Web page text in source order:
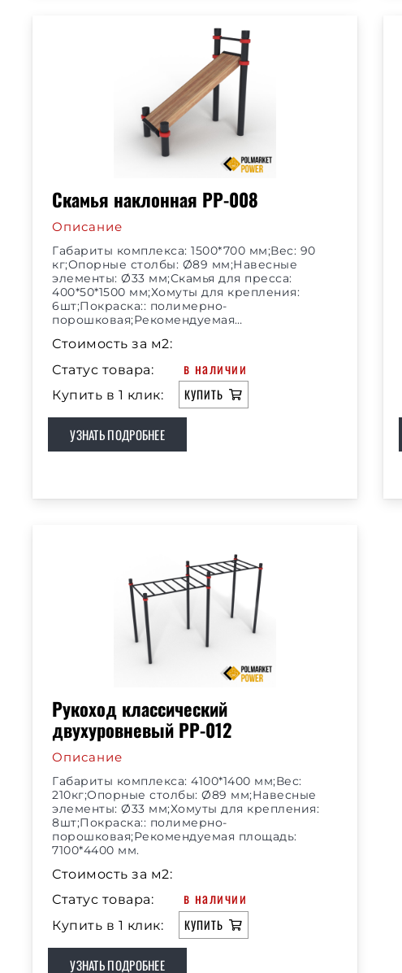
Скамья наклонная РР-008
Описание
Габариты комплекса: 1500*700 мм;Вес: 90
кг;Опорные столбы: Ø89 мм;Навесные
элементы: Ø33 мм;Скамья для пресса:
400*50*1500 мм;Хомуты для крепления:
6шт;Покраска:: полимерно-
порошковая;Рекомендуемая…
Стоимость за м2:
Статус товара:
в наличии
Купить в 1 клик: КУПИТЬ
УЗНАТЬ ПОДРОБНЕЕ
Рукоход классический
двухуровневый РР-012
Описание
Габариты комплекса: 4100*1400 мм;Вес:
210кг;Опорные столбы: Ø89 мм;Навесные
элементы: Ø33 мм;Хомуты для крепления:
8шт;Покраска:: полимерно-
порошковая;Рекомендуемая площадь:
7100*4400 мм.
Стоимость за м2:
Статус товара:
в наличии
Купить в 1 клик: КУПИТЬ
УЗНАТЬ ПОДРОБНЕЕ